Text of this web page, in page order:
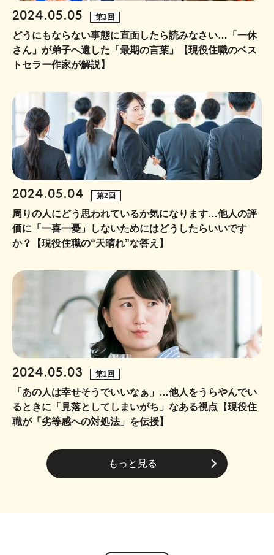
2024.05.05 第3回
どうにもならない事態に直面したら読みなさい…「一休
さん」が弟子へ遺した「最期の言葉」【現役住職のベス
トセラー作家が解説】
2024.05.04 第2回
周りの人にどう思われているか気になります…他人の評
価に「一喜一憂」しないためにはどうしたらいいです
か？【現役住職の“天晴れ”な答え】
2024.05.03 第1回
「あの人は幸せそうでいいなぁ」…他人をうらやんでい
るときに「見落としてしまいがち」なある視点【現役住
職が「劣等感への対処法」を伝授】
もっと見る